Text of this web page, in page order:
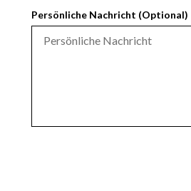
Persönliche Nachricht (Optional)